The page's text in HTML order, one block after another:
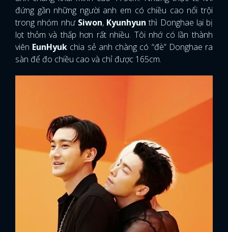
đứng gần những người anh em có chiều cao nổi trội
trong nhóm như Siwon,Kyunhyun thì Donghae lại bị
lọt thỏm và thấp hơn rất nhiều. Tôi nhớ có lần thành
viên EunHyuk chia sẻ anh chàng có “đè” Donghae ra
sàn để đo chiều cao và chỉ được 165cm.